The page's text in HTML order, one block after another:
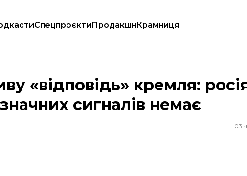
СпецпроєктиПродакшнКрамниця
що однозначних сигналів немає
«відповідь» кремля:
сигналів немає
03